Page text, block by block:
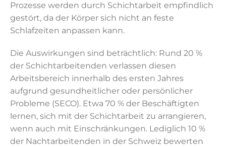
Prozesse werden durch Schichtarbeit empfindlich
gestört, da der Körper sich nicht an feste
Schlafzeiten anpassen kann.
Die Auswirkungen sind beträchtlich: Rund 20 %
der Schichtarbeitenden verlassen diesen
Arbeitsbereich innerhalb des ersten Jahres
aufgrund gesundheitlicher oder persönlicher
Probleme (SECO). Etwa 70 % der Beschäftigten
lernen, sich mit der Schichtarbeit zu arrangieren,
wenn auch mit Einschränkungen. Lediglich 10 %
der Nachtarbeitenden in der Schweiz bewerten